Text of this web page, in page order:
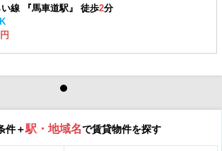
線 『馬車道駅』 徒歩2分
件＋駅・地域名で賃貸物件を探す